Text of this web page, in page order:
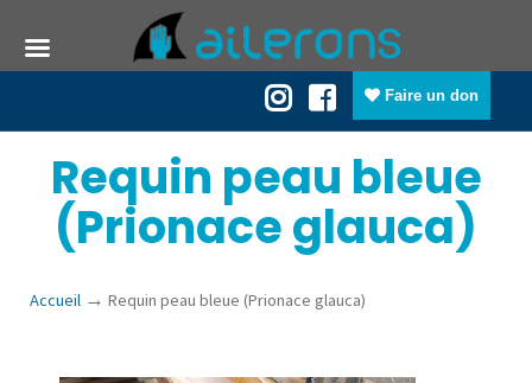
Faire un don
Requin peau bleue
(Prionace glauca)
Accueil → Requin peau bleue (Prionace glauca)